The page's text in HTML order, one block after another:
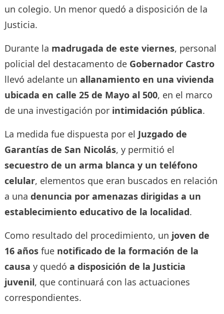
un colegio. Un menor quedó a disposición de la
Justicia.
Durante la madrugada de este viernes, personal
policial del destacamento de Gobernador Castro
llevó adelante un allanamiento en una vivienda
ubicada en calle 25 de Mayo al 500, en el marco
de una investigación por intimidación pública.
La medida fue dispuesta por el Juzgado de
Garantías de San Nicolás, y permitió el
secuestro de un arma blanca y un teléfono
celular, elementos que eran buscados en relación
a una denuncia por amenazas dirigidas a un
establecimiento educativo de la localidad.
Como resultado del procedimiento, un joven de
16 añosfue notificado de la formación de la
causa y quedó a disposición de la Justicia
juvenil, que continuará con las actuaciones
correspondientes.